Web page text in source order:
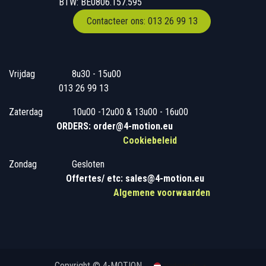
BTW: BE0806.157.595
Contacteer ons: 013 26 99 13
Vrijdag
​8u30 - 15u00
013 26 99 13
Zaterdag
​10u00 -12u00 & 13u00 - 16u00
ORDERS: order@4-motion.eu
Cookiebeleid
Zondag
​​Gesloten
Offertes/ etc: sales@4-motion.eu
Algemene voorwaarden